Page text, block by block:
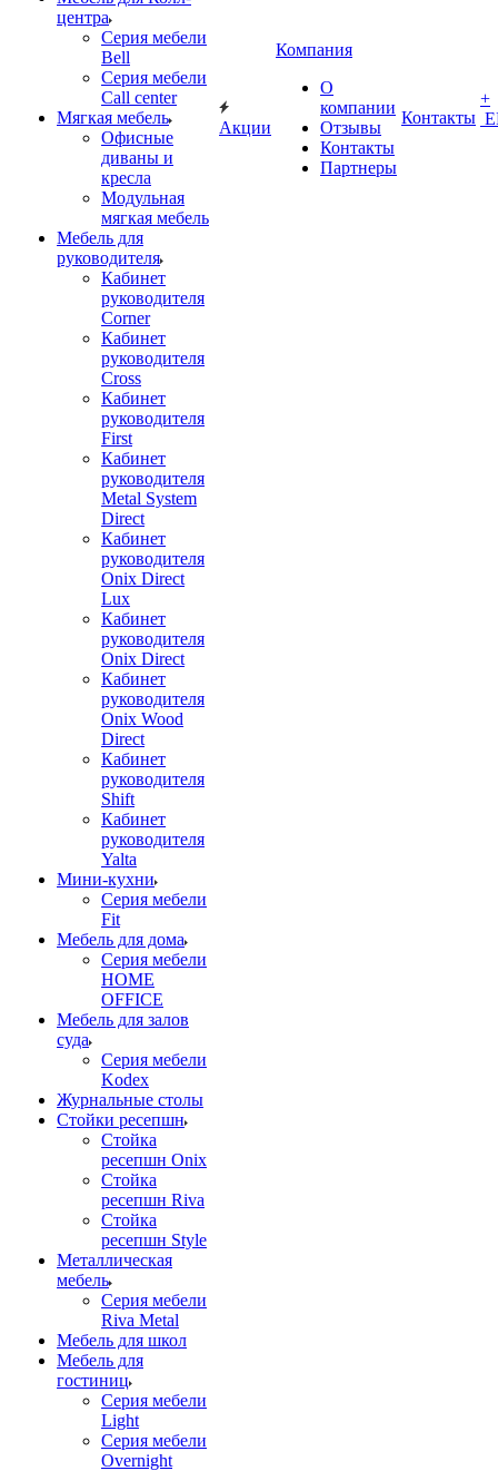
центра
Серия мебели
Bell
Серия мебели
Call center
Мягкая мебель
Офисные
диваны и
кресла
Модульная
мягкая мебель
Мебель для
руководителя
Кабинет
руководителя
Corner
Кабинет
руководителя
Cross
Кабинет
руководителя
First
Кабинет
руководителя
Metal System
Direct
Кабинет
руководителя
Onix Direct
Lux
Кабинет
руководителя
Onix Direct
Кабинет
руководителя
Onix Wood
Direct
Кабинет
руководителя
Shift
Кабинет
руководителя
Yalta
Мини-кухни
Серия мебели
Fit
Мебель для дома
Серия мебели
HOME
OFFICE
Мебель для залов
суда
Серия мебели
Kodex
Журнальные столы
Стойки ресепшн
Стойка
ресепшн Onix
Стойка
ресепшн Riva
Стойка
ресепшн Style
Металлическая
мебель
Серия мебели
Riva Metal
Мебель для школ
Мебель для
гостиниц
Серия мебели
Light
Серия мебели
Overnight
Акции
Компания
О
компании
Отзывы
Контакты
Партнеры
Контакты
+